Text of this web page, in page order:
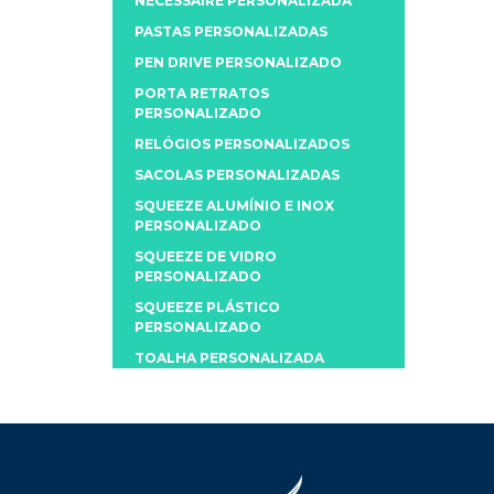
PASTAS PERSONALIZADAS
PEN DRIVE PERSONALIZADO
PORTA RETRATOS
PERSONALIZADO
RELÓGIOS PERSONALIZADOS
SACOLAS PERSONALIZADAS
SQUEEZE ALUMÍNIO E INOX
PERSONALIZADO
SQUEEZE DE VIDRO
PERSONALIZADO
SQUEEZE PLÁSTICO
PERSONALIZADO
TOALHA PERSONALIZADA